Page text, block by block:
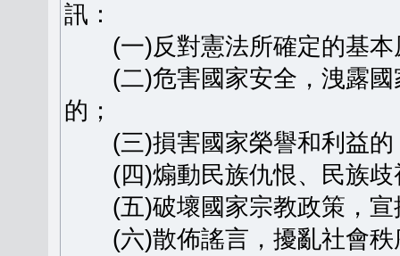
訊：
(一)反對憲法所確定的基本
(二)危害國家安全，洩露國
的；
(三)損害國家榮譽和利益的
(四)煽動民族仇恨、民族歧
(五)破壞國家宗教政策，宣
(六)散佈謠言，擾亂社會秩